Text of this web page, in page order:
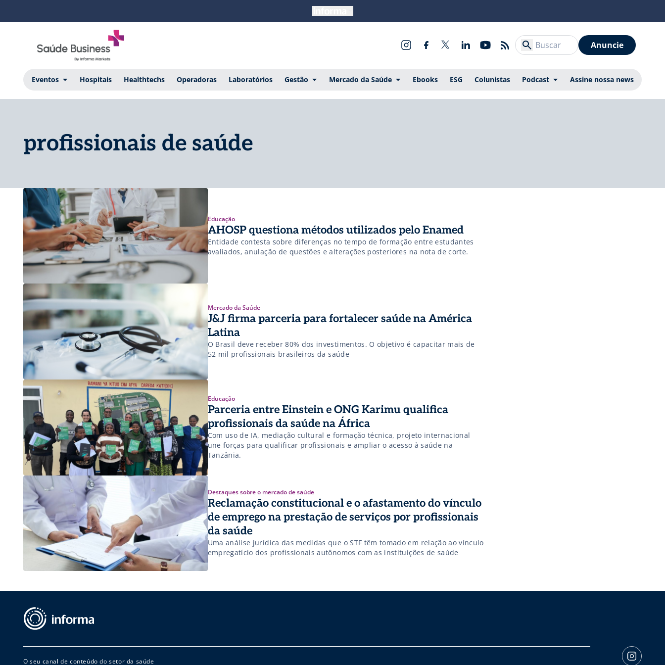
Anuncie
Eventos Hospitais Healthtechs Operadoras Laboratórios Gestão Mercado da Saúde Ebooks ESG Colunistas Podcast Assine nossa news
profissionais de saúde
Educação
AHOSP questiona métodos utilizados pelo Enamed
Entidade contesta sobre diferenças no tempo de formação entre estudantes
avaliados, anulação de questões e alterações posteriores na nota de corte.
Mercado da Saúde
J&J firma parceria para fortalecer saúde na América
Latina
O Brasil deve receber 80% dos investimentos. O objetivo é capacitar mais de
52 mil profissionais brasileiros da saúde
Educação
Parceria entre Einstein e ONG Karimu qualifica
profissionais da saúde na África
Com uso de IA, mediação cultural e formação técnica, projeto internacional
une forças para qualificar profissionais e ampliar o acesso à saúde na
Tanzânia.
Destaques sobre o mercado de saúde
Reclamação constitucional e o afastamento do vínculo
de emprego na prestação de serviços por profissionais
da saúde
Uma análise jurídica das medidas que o STF têm tomado em relação ao vínculo
empregatício dos profissionais autônomos com as instituições de saúde
O seu canal de conteúdo do setor da saúde